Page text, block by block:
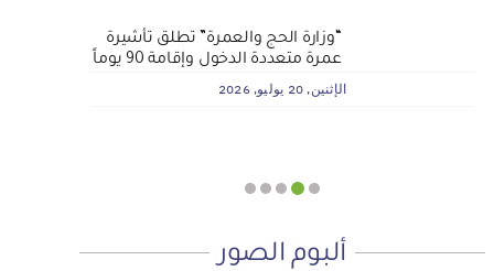
الجمعية الخيرية للخدمات الاجتماعية
بنجران تنفذ مشروعي تأثيث المنازل
وسداد الإيجارات بدعم من منصة ديم
للمنح التنموي
“وزارة الحج والعمرة” تطلق تأشيرة
عمرة متعددة الدخول وإقامة 90 يوماً
الإثنين, 20 يوليو, 2026
أجتاحني الخريف .. و أعادني الربيع
الأحد, 19 يوليو, 2026
لماذا نعمل 8 ساعات؟
الجمعة, 3 يوليو, 2026
المنطقة الآمنة
الخميس, 2 يوليو, 2026
ألبوم الصور